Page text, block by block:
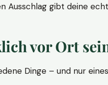
Ausschlag gibt deine
vor Ort
Dinge – und nur